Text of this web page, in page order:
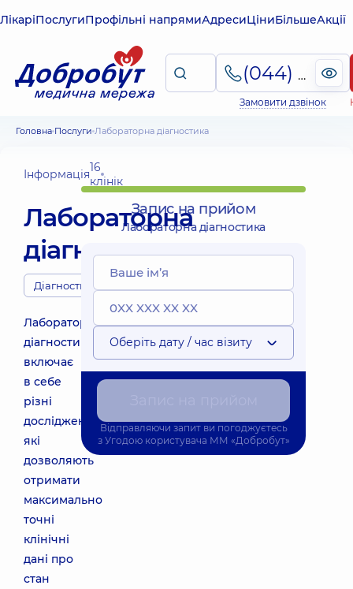
ЛікаріПослугиПрофільні напрямиАдресиЦіниБільшеАкції
(044) 495-2-888
Замовити дзвінок
Головна Послуги Лабораторна діагностика
Інформація16
клінік
Лабораторна
діагностика
Діагности
Лабораторна
діагностика
включає
в себе
різні
дослідження,
які
дозволяють
отримати
максимально
точні
клінічні
дані про
стан
Запис на прийом
Лабораторна діагностика
Оберіть дату / час візиту
Відправляючи запит ви погоджуєтесь
з Угодою користувача ММ «Добробут»